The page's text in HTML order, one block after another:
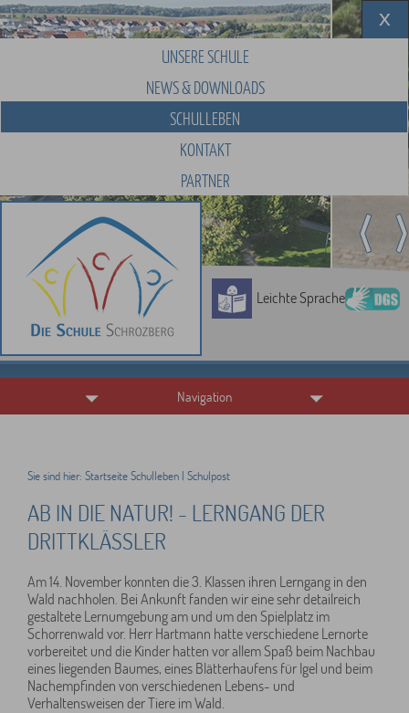
UNSERE SCHULE
NEWS & DOWNLOADS
SCHULLEBEN
KONTAKT
PARTNER
Leichte Sprache
Navigation
Sie sind hier: StartseiteSchulleben| Schulpost
AB IN DIE NATUR! - LERNGANG DER
DRITTKLÄSSLER
Am 14. November konnten die 3. Klassen ihren Lerngang in den
Wald nachholen. Bei Ankunft fanden wir eine sehr detailreich
gestaltete Lernumgebung am und um den Spielplatz im
Schorrenwald vor. Herr Hartmann hatte verschiedene Lernorte
vorbereitet und die Kinder hatten vor allem Spaß beim Nachbau
eines liegenden Baumes, eines Blätterhaufens für Igel und beim
Nachempfinden von verschiedenen Lebens- und
Verhaltensweisen der Tiere im Wald.